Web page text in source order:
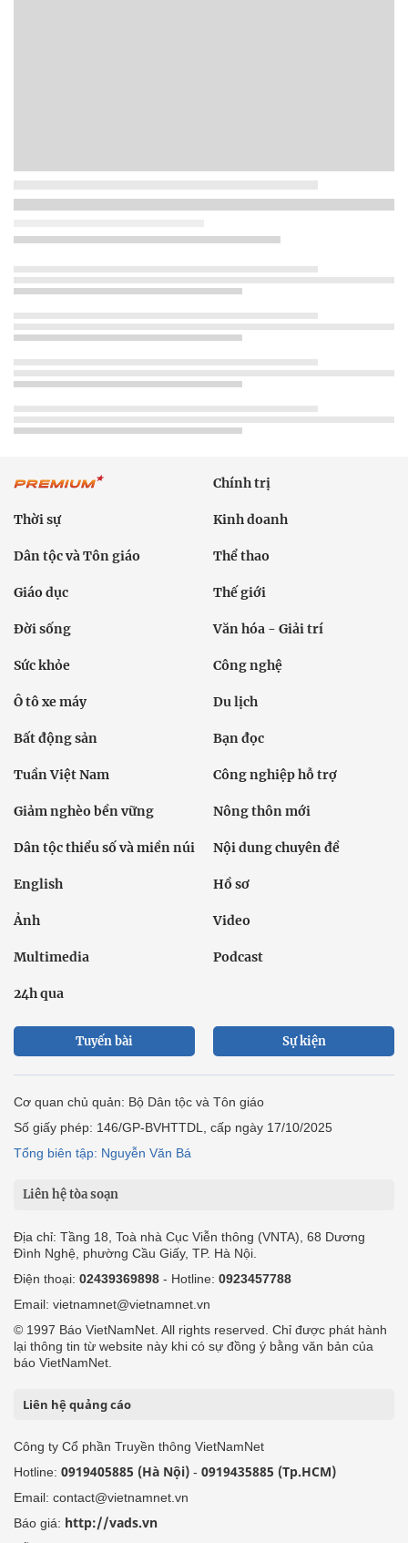
Chính trị
Thời sự Kinh doanh
Dân tộc và Tôn giáo Thể thao
Giáo dục Thế giới
Đời sống Văn hóa - Giải trí
Sức khỏe Công nghệ
Ô tô xe máy Du lịch
Bất động sản Bạn đọc
Tuần Việt Nam Công nghiệp hỗ trợ
Giảm nghèo bền vững Nông thôn mới
Dân tộc thiểu số và miền núi Nội dung chuyên đề
English Hồ sơ
Ảnh Video
Multimedia Podcast
24h qua
Tuyến bài Sự kiện
Cơ quan chủ quản: Bộ Dân tộc và Tôn giáo
Số giấy phép: 146/GP-BVHTTDL, cấp ngày 17/10/2025
Tổng biên tập: Nguyễn Văn Bá
Liên hệ tòa soạn
Địa chỉ: Tầng 18, Toà nhà Cục Viễn thông (VNTA), 68 Dương
Đình Nghệ, phường Cầu Giấy, TP. Hà Nội.
Điện thoại: 02439369898 - Hotline: 0923457788
Email: vietnamnet@vietnamnet.vn
© 1997 Báo VietNamNet. All rights reserved. Chỉ được phát hành
lại thông tin từ website này khi có sự đồng ý bằng văn bản của
báo VietNamNet.
Liên hệ quảng cáo
Công ty Cổ phần Truyền thông VietNamNet
Hotline: 0919405885 (Hà Nội) - 0919435885 (Tp.HCM)
Email: contact@vietnamnet.vn
Báo giá: http://vads.vn